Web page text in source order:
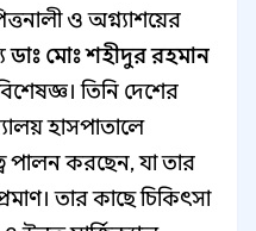
ও অগ্ন্যাশয়ের
ডাঃ মোঃ শহীদুর রহমান
তিনি দেশের
হাসপাতালে
পালন করছেন, যা তার
তার কাছে চিকিৎসা